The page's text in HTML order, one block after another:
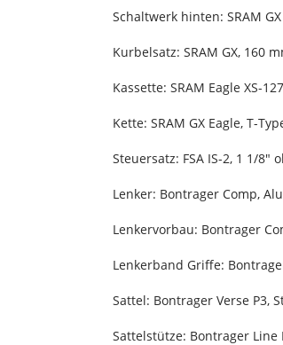
Schaltwerk hinten: SRAM GX
Kurbelsatz: SRAM GX, 160
Kassette: SRAM Eagle XS-
Kette: SRAM GX Eagle, T-
Steuersatz: FSA IS-2, 1 1/8"
Lenker: Bontrager Comp,
Lenkervorbau: Bontrager
Lenkerband Griffe:
Sattel: Bontrager Verse P3,
Sattelstütze: Bontrager Line